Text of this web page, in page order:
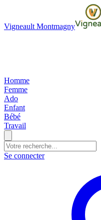
Vigneault Montmagny
Homme
Femme
Ado
Enfant
Bébé
Travail
Se connecter